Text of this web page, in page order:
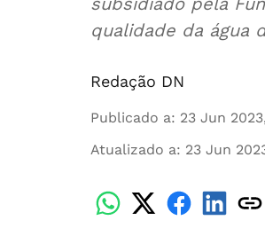
qualidade da água
Redação DN
Publicado a: 23 Jun
Atualizado a: 23 Jun